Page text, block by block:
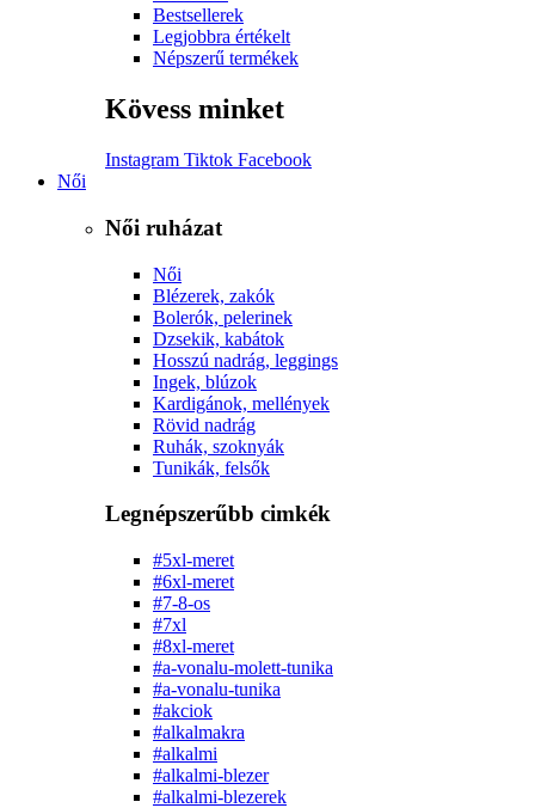
Bestsellerek
Legjobbra értékelt
Népszerű termékek
Kövess minket
Instagram Tiktok Facebook
Női
Női ruházat
Női
Blézerek, zakók
Bolerók, pelerinek
Dzsekik, kabátok
Hosszú nadrág, leggings
Ingek, blúzok
Kardigánok, mellények
Rövid nadrág
Ruhák, szoknyák
Tunikák, felsők
Legnépszerűbb cimkék
#5xl-meret
#6xl-meret
#7-8-os
#7xl
#8xl-meret
#a-vonalu-molett-tunika
#a-vonalu-tunika
#akciok
#alkalmakra
#alkalmi
#alkalmi-blezer
#alkalmi-blezerek